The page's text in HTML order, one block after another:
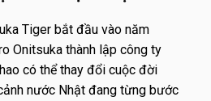
Tiger bắt đầu vào năm
Onitsuka thành lập công ty
có thể thay đổi cuộc đời
nước Nhật đang từng bước